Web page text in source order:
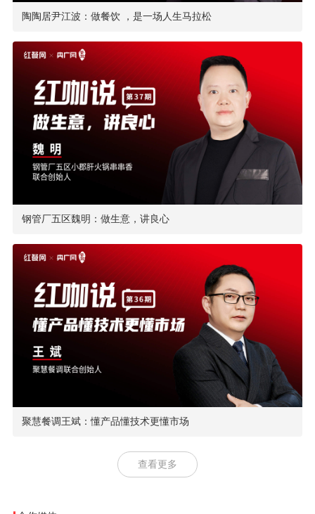
陶陶居尹江波：做餐饮 ，是一场人生马拉松
钢管厂五区魏明：做生意，讲良心
聚慧餐调王斌：懂产品懂技术更懂市场
查看更多